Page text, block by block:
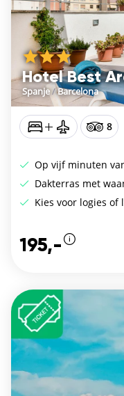
Hotel Best
Spanje/Barcelona
8
Op vijf minuten
Dakterras met
Kies voor logies
195,-